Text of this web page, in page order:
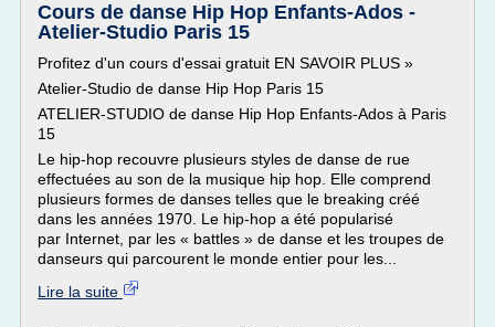
Cours de danse Hip Hop Enfants-Ados -
Atelier-Studio Paris 15
Profitez d'un cours d'essai gratuit EN SAVOIR PLUS »
Atelier-Studio de danse Hip Hop Paris 15
ATELIER-STUDIO de danse Hip Hop Enfants-Ados à Paris
15
Le hip-hop recouvre plusieurs styles de danse de rue
effectuées au son de la musique hip hop. Elle comprend
plusieurs formes de danses telles que le breaking créé
dans les années 1970. Le hip-hop a été popularisé
par Internet, par les « battles » de danse et les troupes de
danseurs qui parcourent le monde entier pour les...
Lire la suite